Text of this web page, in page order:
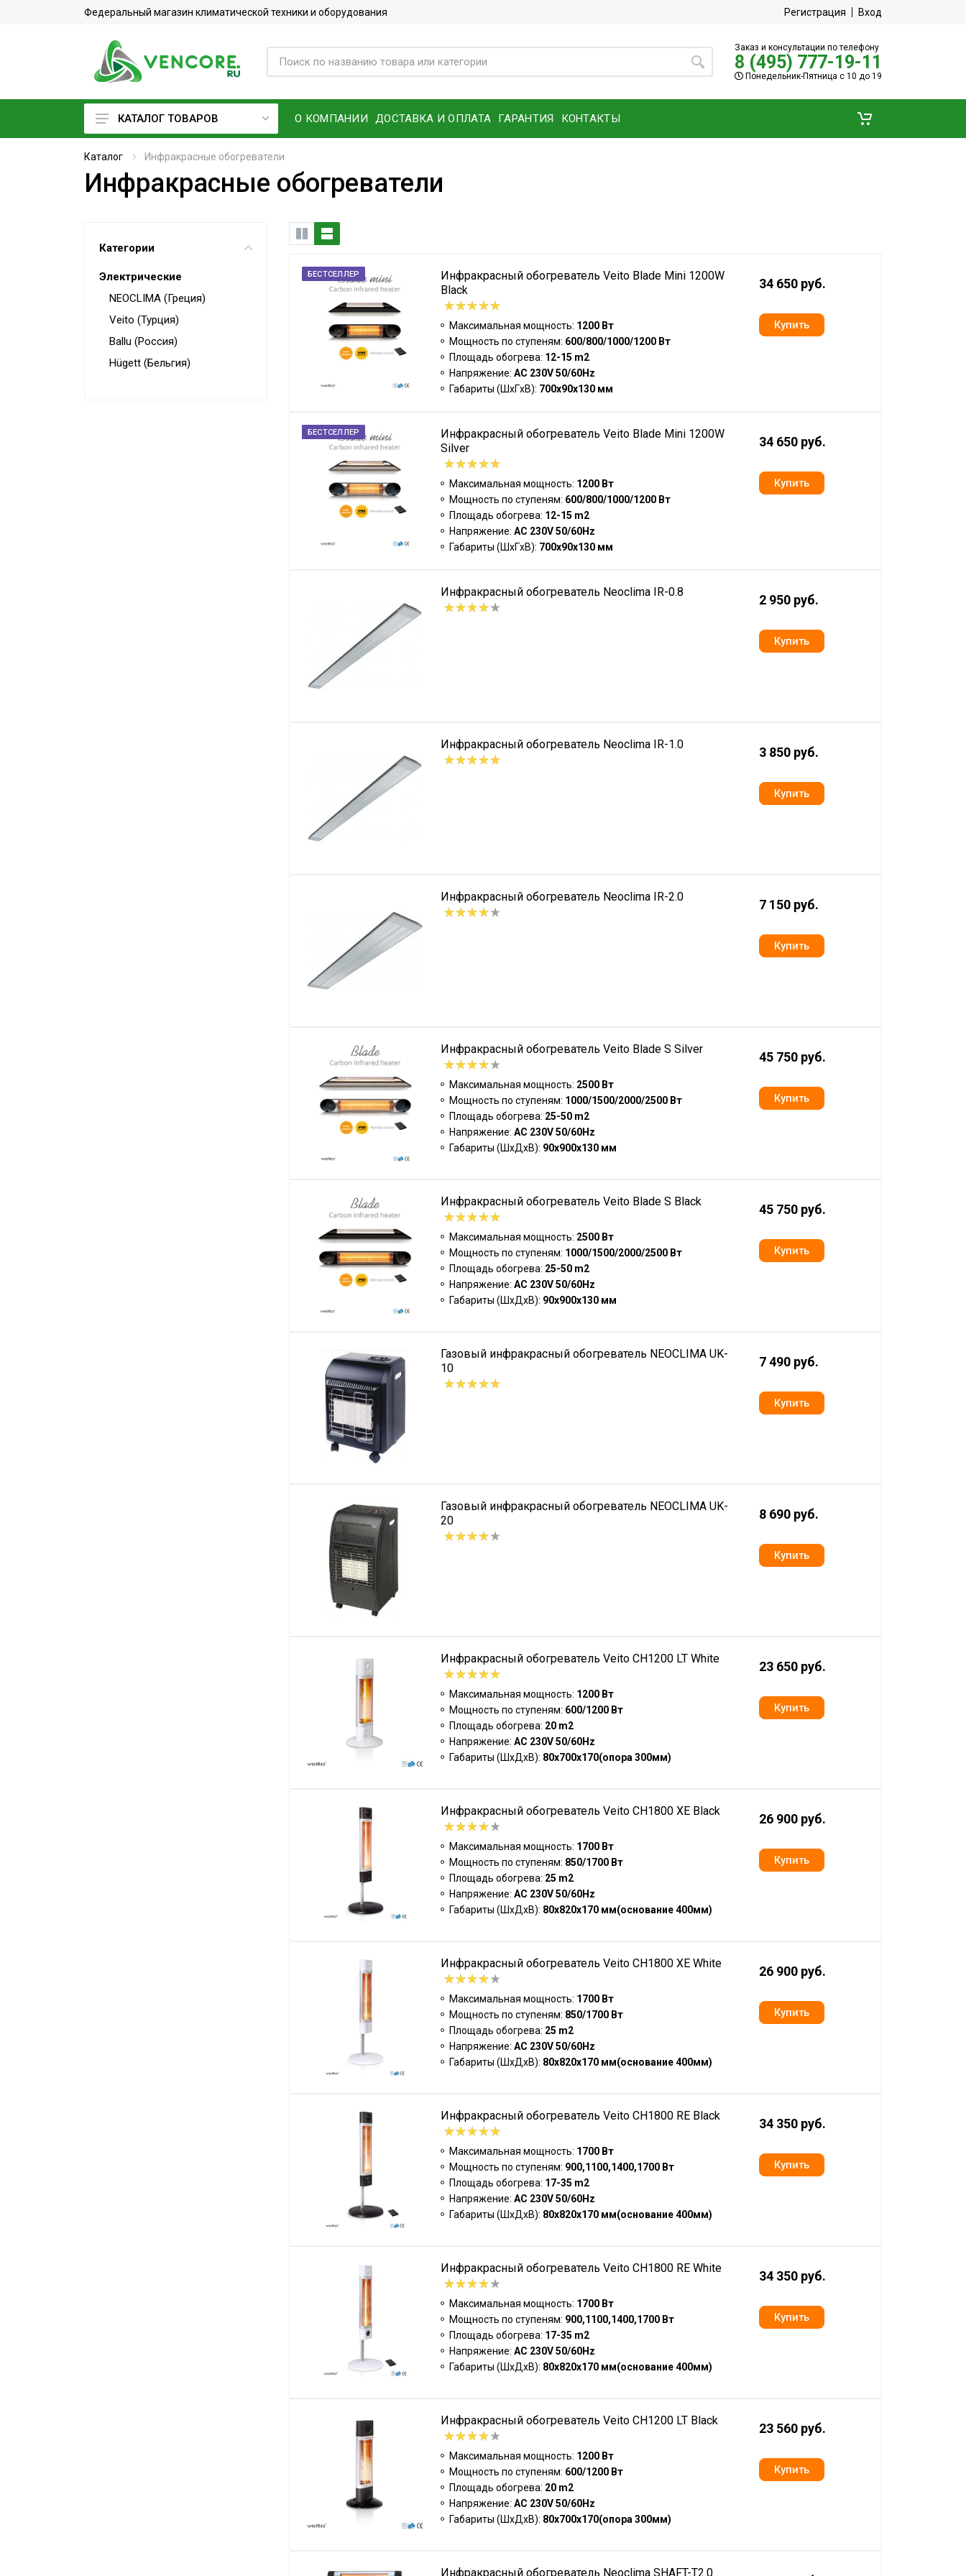
Федеральный магазин климатической техники и оборудования Регистрация Вход
Заказ и консультации по телефону
8 (495) 777-19-11
Понедельник-Пятница с 10 до 19
Кондиционеры
Фреон
Увлажнители воздуха
Мойки воздуха
Водонагреватели
Электрокамины
КАТАЛОГ ТОВАРОВ О КОМПАНИИ ДОСТАВКА И ОПЛАТА ГАРАНТИЯ КОНТАКТЫ
Каталог Инфракрасные обогреватели
Инфракрасные обогреватели
Категории
Электрические
NEOCLIMA (Греция)
Veito (Турция)
Ballu (Россия)
Hügett (Бельгия)
БЕСТСЕЛЛЕР
Инфракрасный обогреватель Veito Blade Mini 1200W
Black
Максимальная мощность: 1200 Вт
Мощность по ступеням: 600/800/1000/1200 Вт
Площадь обогрева: 12-15 m2
Напряжение: AC 230V 50/60Hz
Габариты (ШxГxВ): 700х90х130 мм
34 650 руб.
БЕСТСЕЛЛЕР
Инфракрасный обогреватель Veito Blade Mini 1200W
Silver
Максимальная мощность: 1200 Вт
Мощность по ступеням: 600/800/1000/1200 Вт
Площадь обогрева: 12-15 m2
Напряжение: AC 230V 50/60Hz
Габариты (ШxГxВ): 700х90х130 мм
34 650 руб.
Инфракрасный обогреватель Neoclima IR-0.8
2 950 руб.
Инфракрасный обогреватель Neoclima IR-1.0
3 850 руб.
Инфракрасный обогреватель Neoclima IR-2.0
7 150 руб.
Инфракрасный обогреватель Veito Blade S Silver
Максимальная мощность: 2500 Вт
Мощность по ступеням: 1000/1500/2000/2500 Вт
Площадь обогрева: 25-50 m2
Напряжение: AC 230V 50/60Hz
Габариты (ШxДxВ): 90х900х130 мм
45 750 руб.
Инфракрасный обогреватель Veito Blade S Black
Максимальная мощность: 2500 Вт
Мощность по ступеням: 1000/1500/2000/2500 Вт
Площадь обогрева: 25-50 m2
Напряжение: AC 230V 50/60Hz
Габариты (ШxДxВ): 90х900х130 мм
45 750 руб.
Газовый инфракрасный обогреватель NEOCLIMA UK-
10
7 490 руб.
Газовый инфракрасный обогреватель NEOCLIMA UK-
20
8 690 руб.
Инфракрасный обогреватель Veito CH1200 LT White
Максимальная мощность: 1200 Вт
Мощность по ступеням: 600/1200 Вт
Площадь обогрева: 20 m2
Напряжение: AC 230V 50/60Hz
Габариты (ШxДxВ): 80x700x170(опора 300мм)
23 650 руб.
Инфракрасный обогреватель Veito CH1800 XE Black
Максимальная мощность: 1700 Вт
Мощность по ступеням: 850/1700 Вт
Площадь обогрева: 25 m2
Напряжение: AC 230V 50/60Hz
Габариты (ШxДxВ): 80х820х170 мм(основание 400мм)
26 900 руб.
Инфракрасный обогреватель Veito CH1800 XE White
Максимальная мощность: 1700 Вт
Мощность по ступеням: 850/1700 Вт
Площадь обогрева: 25 m2
Напряжение: AC 230V 50/60Hz
Габариты (ШxДxВ): 80х820х170 мм(основание 400мм)
26 900 руб.
Инфракрасный обогреватель Veito CH1800 RE Black
Максимальная мощность: 1700 Вт
Мощность по ступеням: 900,1100,1400,1700 Вт
Площадь обогрева: 17-35 m2
Напряжение: AC 230V 50/60Hz
Габариты (ШxДxВ): 80х820х170 мм(основание 400мм)
34 350 руб.
Инфракрасный обогреватель Veito CH1800 RE White
Максимальная мощность: 1700 Вт
Мощность по ступеням: 900,1100,1400,1700 Вт
Площадь обогрева: 17-35 m2
Напряжение: AC 230V 50/60Hz
Габариты (ШxДxВ): 80х820х170 мм(основание 400мм)
34 350 руб.
Инфракрасный обогреватель Veito CH1200 LT Black
Максимальная мощность: 1200 Вт
Мощность по ступеням: 600/1200 Вт
Площадь обогрева: 20 m2
Напряжение: AC 230V 50/60Hz
Габариты (ШxДxВ): 80x700x170(опора 300мм)
23 560 руб.
Инфракрасный обогреватель Neoclima SHAFT-T2.0